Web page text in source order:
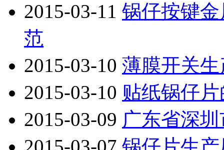
2015-03-11 锅仔按键
范
2015-03-10 薄膜开关
2015-03-10 贴纸锅仔
2015-03-09 广东省深